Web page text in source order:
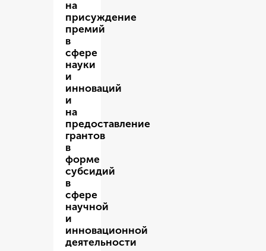
на
присуждение
премий
в
сфере
науки
и
инноваций
и
на
предоставление
грантов
в
форме
субсидий
в
сфере
научной
и
инновационной
деятельности